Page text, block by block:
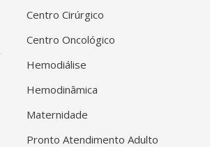
Centro Cirúrgico
Centro Oncológico
Hemodiálise
Hemodinâmica
Maternidade
Pronto Atendimento Adulto